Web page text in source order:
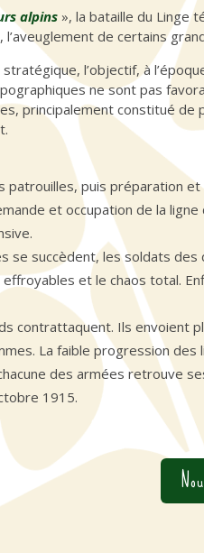
alpins », la bataille du Linge
de certains
l’objectif, à
ne sont pas
principalement constitué
puis préparation
et occupation de la ligne
se succèdent, les soldats
et le chaos total.
contrattaquent. Ils envoient
La faible progression
des armées retrouve
1915.